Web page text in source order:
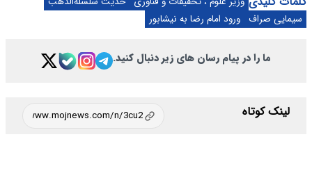
سیمایی صراف ورود امام رضا به نیشابور
ما را در پیام رسان های زیر دنبال کنید.
لینک کوتاه